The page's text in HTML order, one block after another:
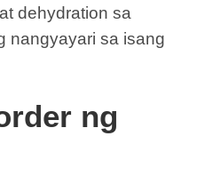
dehydration sa
nangyayari sa isang
ng